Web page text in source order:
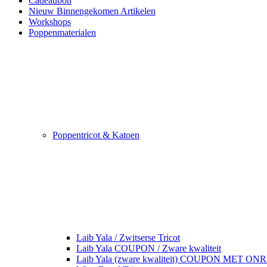
Nieuw Binnengekomen Artikelen
Workshops
Poppenmaterialen
Poppentricot & Katoen
Laib Yala / Zwitserse Tricot
Laib Yala COUPON / Zware kwaliteit
Laib Yala (zware kwaliteit) COUPON MET